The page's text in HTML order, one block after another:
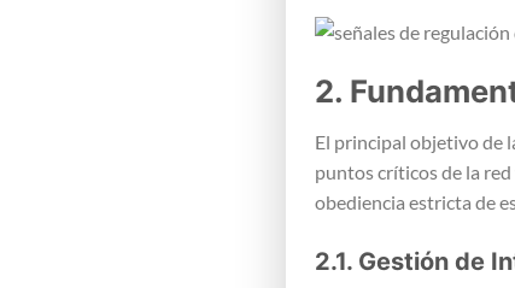
2.
El principal objetivo de
puntos críticos de la
obediencia estricta de
2.1. Gestión de